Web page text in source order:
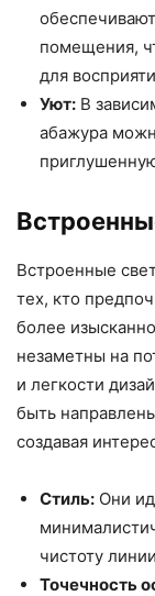
помещения,
для
Уют: В
абажура
Встроенные
тех, кто
более
незаметны на
и легкости
быть
создавая
Стиль: Они
чистоту
Точечность